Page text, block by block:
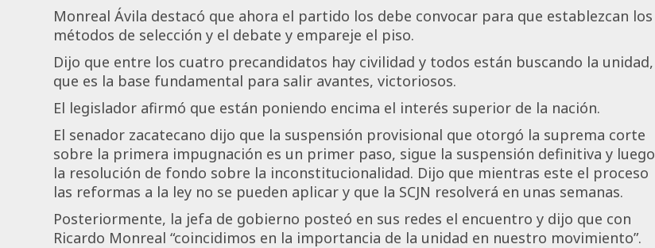
Monreal Ávila destacó que ahora el partido los debe convocar para que establezcan los
métodos de selección y el debate y empareje el piso.
Dijo que entre los cuatro precandidatos hay civilidad y todos están buscando la unidad,
que es la base fundamental para salir avantes, victoriosos.
El legislador afirmó que están poniendo encima el interés superior de la nación.
El senador zacatecano dijo que la suspensión provisional que otorgó la suprema corte
sobre la primera impugnación es un primer paso, sigue la suspensión definitiva y luego
la resolución de fondo sobre la inconstitucionalidad. Dijo que mientras este el proceso
las reformas a la ley no se pueden aplicar y que la SCJN resolverá en unas semanas.
Posteriormente, la jefa de gobierno posteó en sus redes el encuentro y dijo que con
Ricardo Monreal “coincidimos en la importancia de la unidad en nuestro movimiento”.